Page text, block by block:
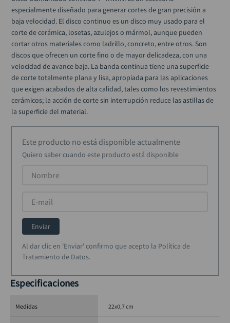
especialmente diseñado para generar cortes de gran precisión a
baja velocidad. El disco continuo es un disco muy usado para el
corte de cerámica, losetas, azulejos o mármol, aunque pueden
cortar otros materiales como ladrillo, concreto, entre otros. Son
discos que ofrecen un corte fino o de mayor delicadeza, con una
velocidad de avance baja. La banda continua tiene una superficie
de corte totalmente plana y lisa, apropiada para las aplicaciones
que exigen acabados de alta calidad, tales como los revestimientos
cerámicos; la acción de corte sin interrupción reduce las astillas de
la superficie del material.
Este producto no está disponible actualmente
Quiero saber cuando este producto está disponible
Enviar
Al dar clic en 'Enviar' confirmo que acepto la Política de
Tratamiento de Datos.
Especificaciones
Medidas 22x0,7 cm
ruteadora